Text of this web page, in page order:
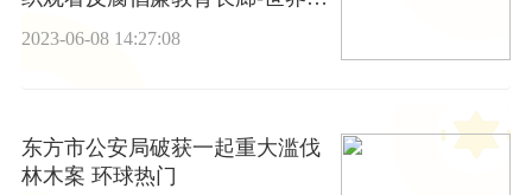
2023-06-08 14:27:08
东方市公安局破获一起重大滥伐
林木案 环球热门